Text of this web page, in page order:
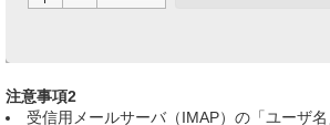
注意事項2
受信用メールサーバ（IMAP）の「ユーザ